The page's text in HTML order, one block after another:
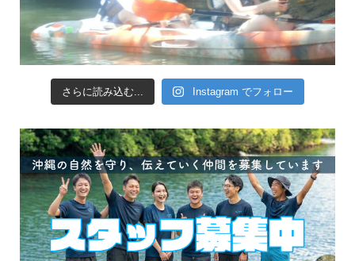
さらに読み込む... Instagram でフォロー